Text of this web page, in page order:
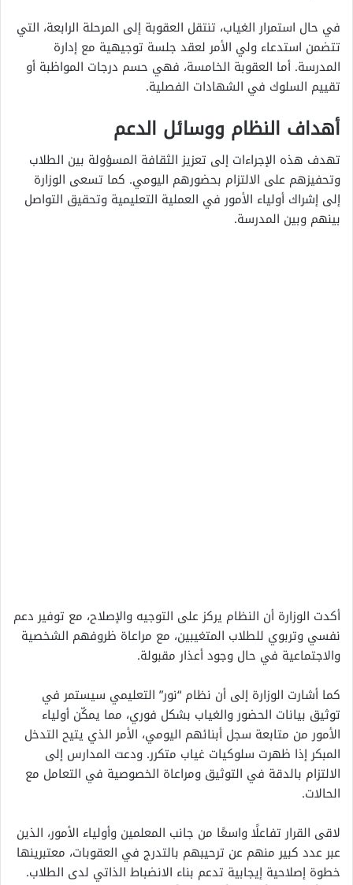
في حال استمرار الغياب، تنتقل العقوبة إلى المرحلة الرابعة، التي
تتضمن استدعاء ولي الأمر لعقد جلسة توجيهية مع إدارة
المدرسة. أما العقوبة الخامسة، فهي حسم درجات المواظبة أو
تقييم السلوك في الشهادات الفصلية.
أهداف النظام ووسائل الدعم
تهدف هذه الإجراءات إلى تعزيز الثقافة المسؤولة بين الطلاب
وتحفيزهم على الالتزام بحضورهم اليومي. كما تسعى الوزارة
إلى إشراك أولياء الأمور في العملية التعليمية وتحقيق التواصل
بينهم وبين المدرسة.
أكدت الوزارة أن النظام يركز على التوجيه والإصلاح، مع توفير دعم
نفسي وتربوي للطلاب المتغيبين، مع مراعاة ظروفهم الشخصية
والاجتماعية في حال وجود أعذار مقبولة.
كما أشارت الوزارة إلى أن نظام “نور” التعليمي سيستمر في
توثيق بيانات الحضور والغياب بشكل فوري، مما يمكّن أولياء
الأمور من متابعة سجل أبنائهم اليومي، الأمر الذي يتيح التدخل
المبكر إذا ظهرت سلوكيات غياب متكرر. ودعت المدارس إلى
الالتزام بالدقة في التوثيق ومراعاة الخصوصية في التعامل مع
الحالات.
لاقى القرار تفاعلًا واسعًا من جانب المعلمين وأولياء الأمور، الذين
عبر عدد كبير منهم عن ترحيبهم بالتدرج في العقوبات، معتبرينها
خطوة إصلاحية إيجابية تدعم بناء الانضباط الذاتي لدى الطلاب.